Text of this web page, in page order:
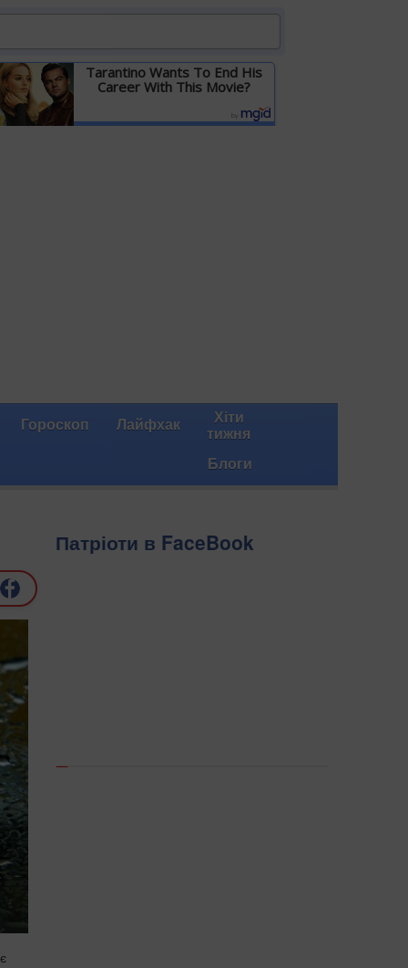
Tarantino Wants To End His
Career With This Movie?
Гороскоп Лайфхак Хіти
тижня
Блоги
Патріоти в FaceBook